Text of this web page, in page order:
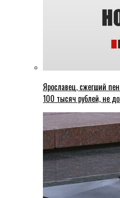
Ярославец, сжегший
100 тысяч рублей, не